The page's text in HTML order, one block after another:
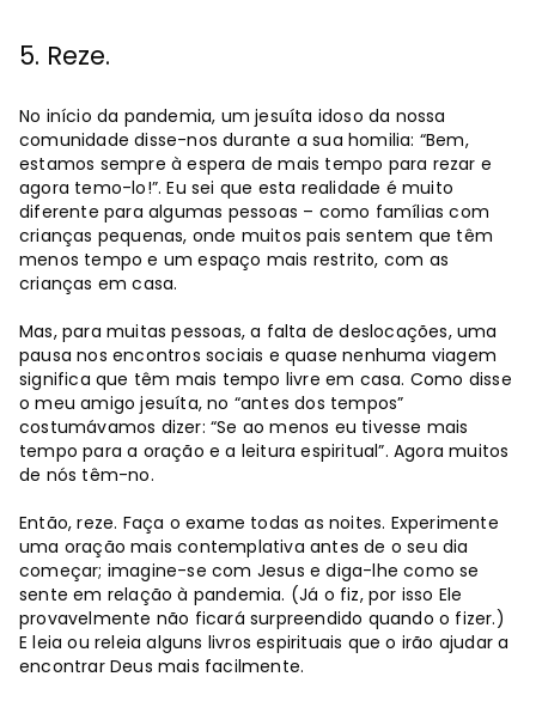
5. Reze.
No início da pandemia, um jesuíta idoso da nossa
comunidade disse-nos durante a sua homilia: “Bem,
estamos sempre à espera de mais tempo para rezar e
agora temo-lo!”. Eu sei que esta realidade é muito
diferente para algumas pessoas – como famílias com
crianças pequenas, onde muitos pais sentem que têm
menos tempo e um espaço mais restrito, com as
crianças em casa.
Mas, para muitas pessoas, a falta de deslocações, uma
pausa nos encontros sociais e quase nenhuma viagem
significa que têm mais tempo livre em casa. Como disse
o meu amigo jesuíta, no “antes dos tempos”
costumávamos dizer: “Se ao menos eu tivesse mais
tempo para a oração e a leitura espiritual”. Agora muitos
de nós têm-no.
Então, reze. Faça o exame todas as noites. Experimente
uma oração mais contemplativa antes de o seu dia
começar; imagine-se com Jesus e diga-lhe como se
sente em relação à pandemia. (Já o fiz, por isso Ele
provavelmente não ficará surpreendido quando o fizer.)
E leia ou releia alguns livros espirituais que o irão ajudar a
encontrar Deus mais facilmente.